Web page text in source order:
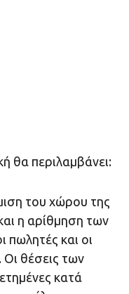
θα περιλαμβάνει:
του χώρου της
η αρίθμηση των
πωλητές και οι
θέσεις των
κατά